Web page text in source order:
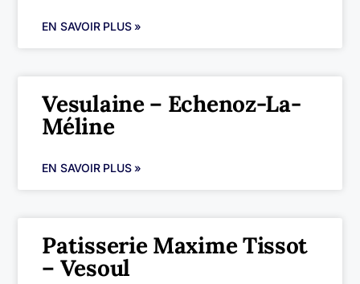
EN SAVOIR PLUS »
Vesulaine – Echenoz-La-
Méline
EN SAVOIR PLUS »
Patisserie Maxime Tissot
– Vesoul